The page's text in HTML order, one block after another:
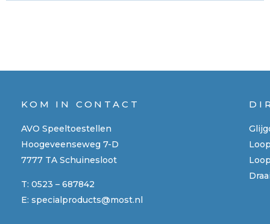
KOM IN CONTACT
AVO Speeltoestellen
Hoogeveenseweg 7-D
7777 TA Schuinesloot
T: 0523 – 687842
E: specialproducts@most.nl